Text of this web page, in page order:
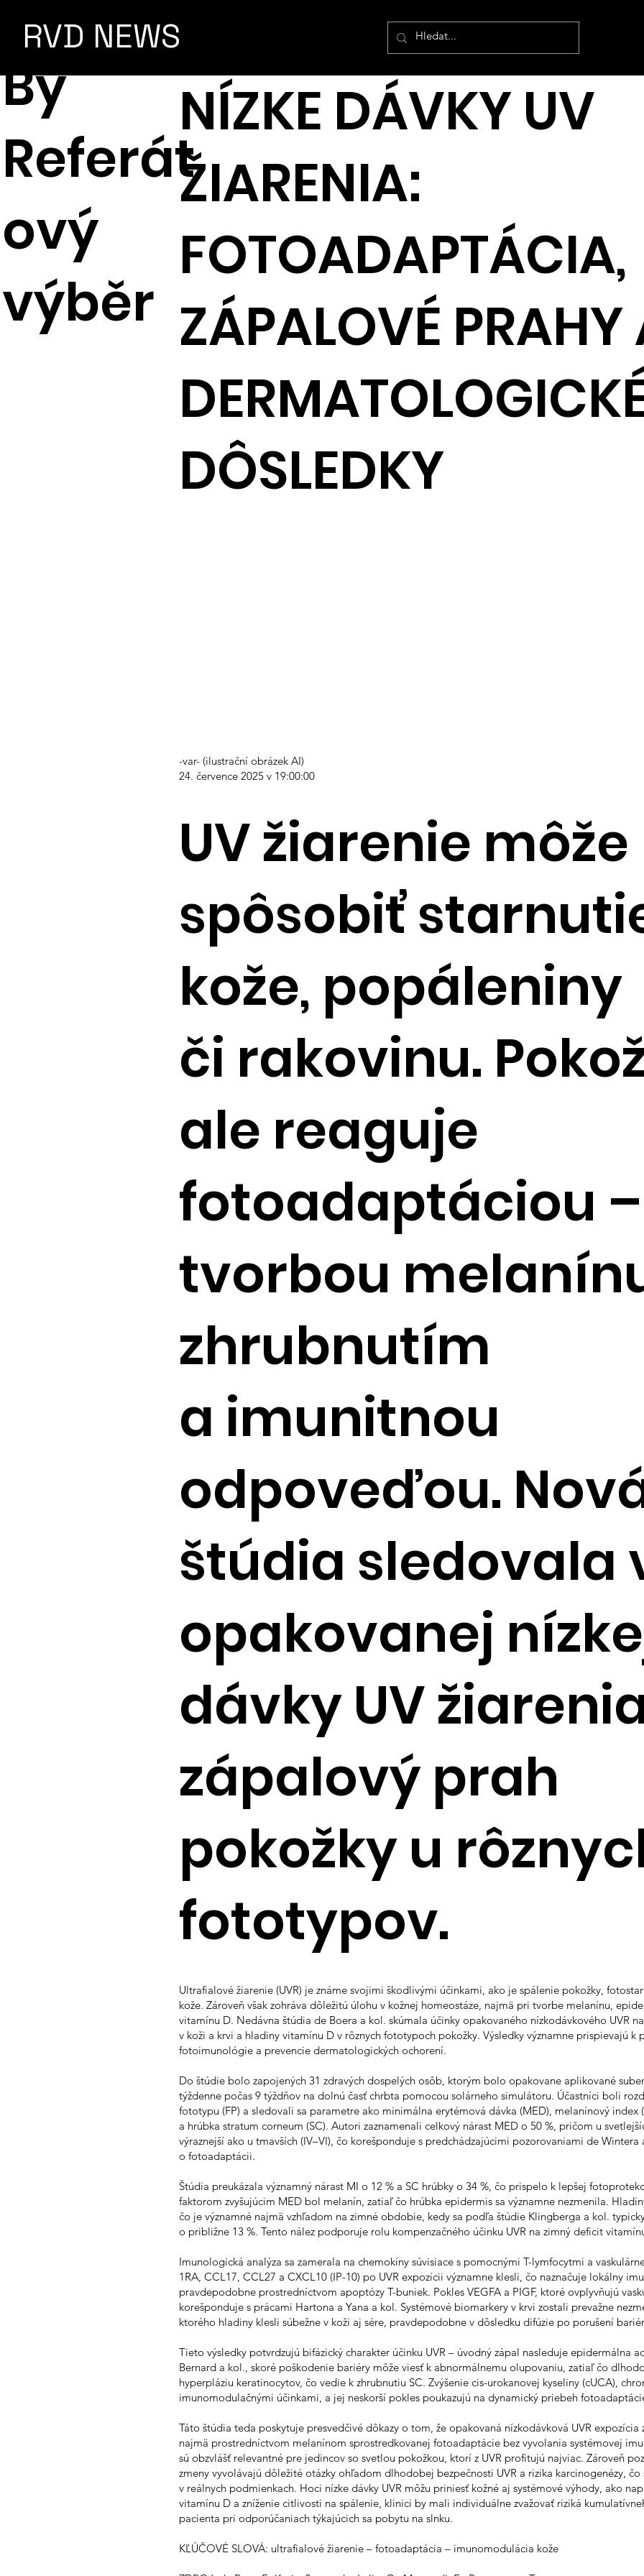
RVD NEWS
By
Referát
ový
výběr
NÍZKE DÁVKY UV
ŽIARENIA:
FOTOADAPTÁCIA,
ZÁPALOVÉ PRAHY
DÔSLEDKY
24. července 2025 v 19:00:00
-var- (ilustrační obrázek AI)
UV žiarenie môže
spôsobiť
kože, popáleniny
či rakovinu.
ale reaguje
fotoadaptáciou –
tvorbou
zhrubnutím
a imunitnou
odpoveďou.
štúdia sledovala
opakovanej
dávky UV
zápalový prah
pokožky u
fototypov.
Ultrafialové žiarenie (UVR) je známe svojimi škodlivými účinkami, ako je spálenie pokožky,
kože. Zároveň však zohráva dôležitú úlohu v kožnej homeostáze, najmä pri tvorbe melanínu,
vitamínu D. Nedávna štúdia de Boera a kol. skúmala účinky opakovaného nízkodávkového UVR
v koži a krvi a hladiny vitamínu D v rôznych fototypoch pokožky. Výsledky významne prispievajú k
fotoimunológie a prevencie dermatologických ochorení.
Do štúdie bolo zapojených 31 zdravých dospelých osôb, ktorým bolo opakovane aplikované
týždenne počas 9 týždňov na dolnú časť chrbta pomocou solárneho simulátoru. Účastníci boli
fototypu (FP) a sledovali sa parametre ako minimálna erytémová dávka (MED), melanínový index
a hrúbka stratum corneum (SC). Autori zaznamenali celkový nárast MED o 50 %, pričom u
výraznejší ako u tmavších (IV–VI), čo korešponduje s predchádzajúcimi pozorovaniami de
o fotoadaptácii.
Štúdia preukázala významný nárast MI o 12 % a SC hrúbky o 34 %, čo prispelo k lepšej
faktorom zvyšujúcim MED bol melanín, zatiaľ čo hrúbka epidermis sa významne nezmenila.
čo je významné najmä vzhľadom na zimné obdobie, kedy sa podľa štúdie Klingberga a kol.
o približne 13 %. Tento nález podporuje rolu kompenzačného účinku UVR na zimný deficit
Imunologická analýza sa zamerala na chemokíny súvisiace s pomocnými T-lymfocytmi a
1RA, CCL17, CCL27 a CXCL10 (IP-10) po UVR expozícii významne klesli, čo naznačuje lokálny
pravdepodobne prostredníctvom apoptózy T-buniek. Pokles VEGFA a PIGF, ktoré ovplyvňujú
korešponduje s prácami Hartona a Yana a kol. Systémové biomarkery v krvi zostali prevažne
ktorého hladiny klesli súbežne v koži aj sére, pravdepodobne v dôsledku difúzie po porušení
Tieto výsledky potvrdzujú bifázický charakter účinku UVR – úvodný zápal nasleduje epidermálna
Bernard a kol., skoré poškodenie bariéry môže viesť k abnormálnemu olupovaniu, zatiaľ čo
hyperpláziu keratinocytov, čo vedie k zhrubnutiu SC. Zvýšenie cis-urokanovej kyseliny (cUCA),
imunomodulačnými účinkami, a jej neskorší pokles poukazujú na dynamický priebeh
Táto štúdia teda poskytuje presvedčivé dôkazy o tom, že opakovaná nízkodávková UVR expozícia
najmä prostredníctvom melanínom sprostredkovanej fotoadaptácie bez vyvolania systémovej
sú obzvlášť relevantné pre jedincov so svetlou pokožkou, ktorí z UVR profitujú najviac. Zároveň
zmeny vyvolávajú dôležité otázky ohľadom dlhodobej bezpečnosti UVR a rizika karcinogenézy, čo
v reálnych podmienkach. Hoci nízke dávky UVR môžu priniesť kožné aj systémové výhody, ako
vitamínu D a zníženie citlivosti na spálenie, klinici by mali individuálne zvažovať riziká
pacienta pri odporúčaniach týkajúcich sa pobytu na slnku.
KĽÚČOVÉ SLOVÁ: ultrafialové žiarenie – fotoadaptácia – imunomodulácia kože